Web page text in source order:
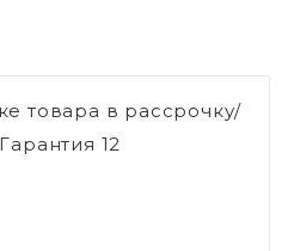
товара в рассрочку/
12